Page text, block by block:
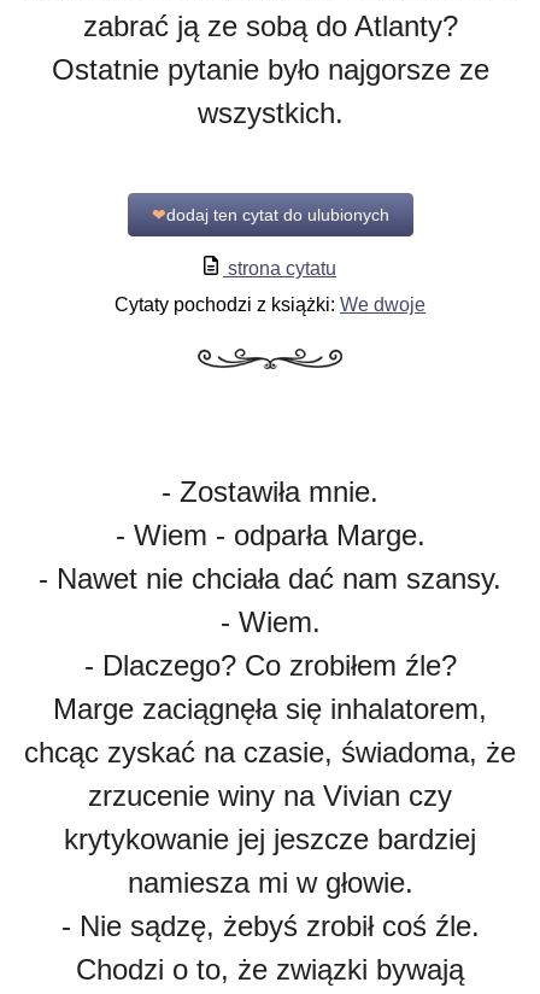
zabrać ją ze sobą do Atlanty?
Ostatnie pytanie było najgorsze ze
wszystkich.
❤dodaj ten cytat do ulubionych
strona cytatu
Cytaty pochodzi z książki: We dwoje
- Zostawiła mnie.
- Wiem - odparła Marge.
- Nawet nie chciała dać nam szansy.
- Wiem.
- Dlaczego? Co zrobiłem źle?
Marge zaciągnęła się inhalatorem,
chcąc zyskać na czasie, świadoma, że
zrzucenie winy na Vivian czy
krytykowanie jej jeszcze bardziej
namiesza mi w głowie.
- Nie sądzę, żebyś zrobił coś źle.
Chodzi o to, że związki bywają